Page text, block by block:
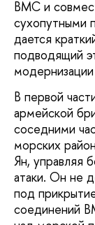
ВМС и
сухопутными
дается
подводящий
В первой
армейской
соседними
морских
Ян, управляя
атаки. Он не
под
соединений